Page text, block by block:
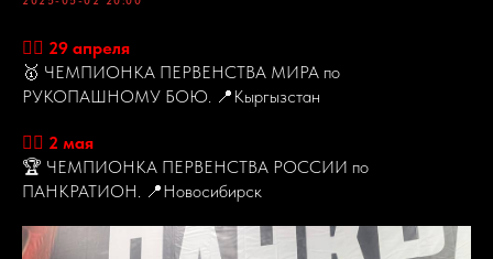
👉🏻 29 апреля
🥇 ЧЕМПИОНКА ПЕРВЕНСТВА МИРА по
РУКОПАШНОМУ БОЮ. 📍Кыргызстан
👉🏻 2 мая
🏆 ЧЕМПИОНКА ПЕРВЕНСТВА РОССИИ по
ПАНКРАТИОН. 📍Новосибирск